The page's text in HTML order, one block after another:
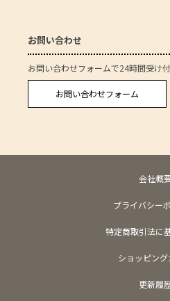
お問い合わせ
お問い合わせフォームで24時間受け付
お問い合わせフォーム
会社概
プライバシー
特定商取引法に
ショッピング
更新履